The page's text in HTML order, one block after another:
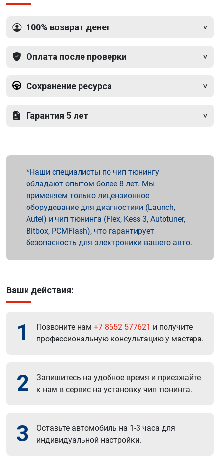
100% возврат денег
Оплата после проверки
Сохранение ресурса
Гарантия 5 лет
Наши специалисты по чип тюнингу
обладают опытом более 8 лет. Мы
применяем только лицензионное
оборудование для диагностики (Launch,
Autel) и чип тюнинга (Flex, Kess 3, Autotuner,
Bitbox, PCMFlash), что гарантирует
безопасность для электроники вашего авто.
Ваши действия:
1 Позвоните нам +7 8652 577621 и получите
профессиональную консультацию у мастера.
2
Запишитесь на удобное время и приезжайте
к нам в сервис на установку чип тюнинга.
3
Оставьте автомобиль на 1-3 часа для
индивидуальной настройки.